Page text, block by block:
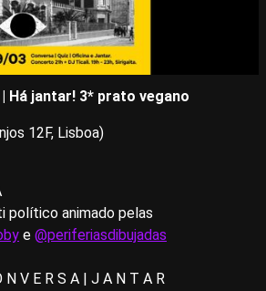
Há jantar! 3* prato vegano
12F, Lisboa)
político animado pelas
e @periferiasdibujadas
N V E R S A | J A N T A R